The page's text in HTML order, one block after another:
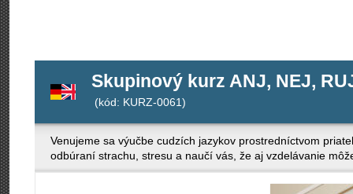
Skupinový kurz ANJ, NEJ,
(kód: KURZ-0061)
Venujeme sa výučbe cudzích jazykov prostredníctvom
odbúraní strachu, stresu a naučí vás, že aj vzdelávanie